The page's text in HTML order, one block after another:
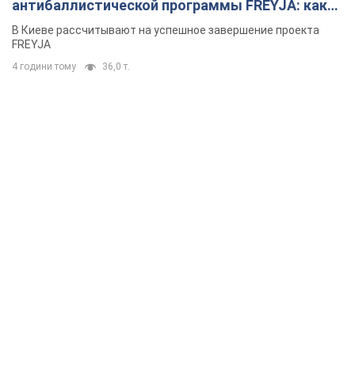
антибаллистической программы FREYJA: какие
решения готовятся
В Киеве рассчитывают на успешное завершение проекта
FREYJA
4 години тому 36,0 т.